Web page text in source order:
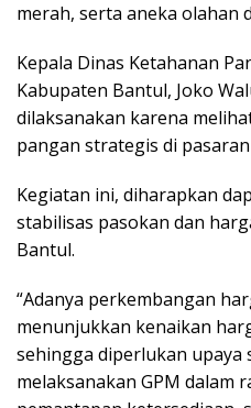
merah, serta aneka olahan
Kepala Dinas Ketahanan
Kabupaten Bantul, Joko
dilaksanakan karena
pangan strategis di
Kegiatan ini, diharapkan
stabilisas pasokan dan
Bantul.
“Adanya perkembangan
menunjukkan kenaikan
sehingga diperlukan upaya
melaksanakan GPM dalam